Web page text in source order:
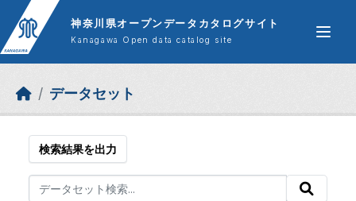
Skip to main content
神奈川県オープンデータカタログサイト
Kanagawa Open data catalog site
データセット
検索結果を出力